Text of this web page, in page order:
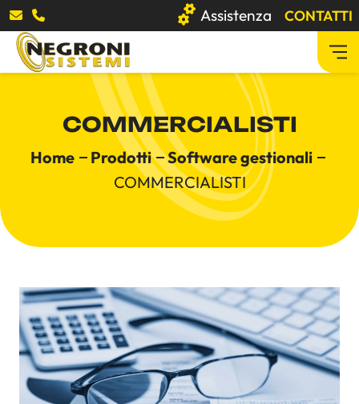
Assistenza CONTATTI
Azienda
Prodotti
Software gestionali
Stampanti multifunzione
Software
Arredo ufficio
Distruggi documenti
Servizi
COMMERCIALISTI
Home Prodotti
Software gestionali
COMMERCIALISTI